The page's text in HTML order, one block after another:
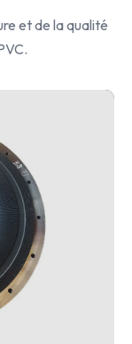
et de la qualité